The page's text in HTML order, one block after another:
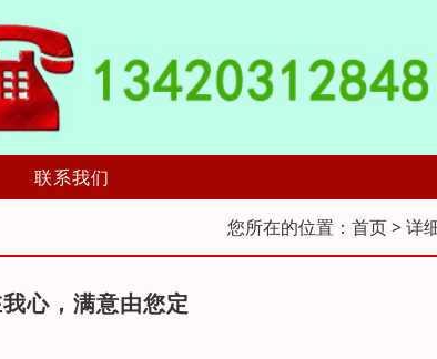
联系我们
您所在的位置： 首页> 详
心，满意由您定